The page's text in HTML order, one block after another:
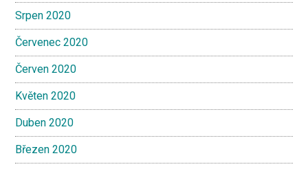
Srpen 2020
Červenec 2020
Červen 2020
Květen 2020
Duben 2020
Březen 2020